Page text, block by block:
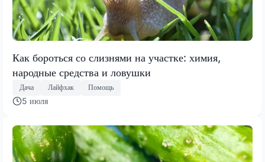
Как бороться со слизнями на участке: химия,
народные средства и ловушки
Дача Лайфхак Помощь
5 июля